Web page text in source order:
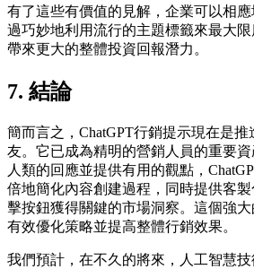
有了這些有價值的見解，企業可以相
過巧妙地利用流行的主題標籤來最大
帶來更大的整體投資回報潛力。
7. 結論
簡而言之，ChatGPT行銷提示現在是
友。它已成為精明的營銷人員的重要
人類的回應並提供有用的觀點，
倍地簡化內容創建過程，同時提供客
擊按鈕獲得關鍵的市場洞察。這個強
有效優化策略並提高整體行銷效果。
我們預計，在不久的將來，人工智慧